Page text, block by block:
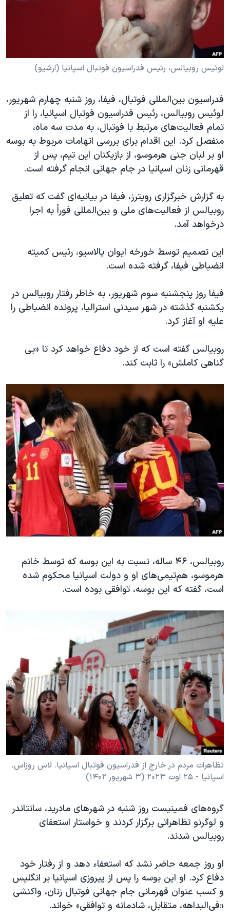
فرهنگ و زندگی
حقوق شهروندی
اقتصادی
علم و فناوری
گالری عکس
آرشیو پخش زنده
مستندها
انتخابات ریاست جمهوری آمریکا ۲۰۲۴
حمله جمهوری اسلامی به اسرائیل
رمز مهسا
اعتراضات زن، زندگی، آزادی
مجموعه مستندهای دادخواهی
تریبونال مردمی آبان ۹۸
دادگاه حمید نوری
چهل سال گروگان‌گیری
قانون شفافیت دارائی کادر رهبری ایران
اعتراضات مردمی آبان ۹۸
اسرائیل در جنگ
نرگس محمدی برنده جایزه نوبل صلح
همایش محافظه‌کاران آمریکا «سی‌پک»
سفر پرزیدنت ترامپ به چین
دنبال کنید
لوئیس روبیالس، رئیس فدراسیون فوتبال اسپانیا (ارشیو)
فدراسیون بین‌المللی فوتبال، فیفا، روز شنبه چهارم شهریور،
لوئیس روبیالس، رئیس فدراسیون فوتبال اسپانیا، را از
تمام فعالیت‌های مرتبط با فوتبال، به مدت سه ماه،
منفصل کرد. این اقدام برای بررسی اتهامات مربوط به بوسه
او بر لبان جنی هرموسو، از بازیکنان این تیم، پس از
قهرمانی زنان اسپانیا در جام جهانی انجام گرفته است.
به گزارش خبرگزاری رویترز، فیفا در بیانیه‌ای گفت که تعلیق
روبیالس از فعالیت‌های ملی و بین‌المللی فوراً به اجرا
درخواهد آمد.
این تصمیم توسط خورخه ایوان پالاسیو، رئیس کمیته
انضباطی فیفا، گرفته شده است.
فیفا روز پنجشنبه سوم شهریور، به خاطر رفتار روبیالس در
یکشنبه گذشته در شهر سیدنی استرالیا، پرونده انضباطی‌ را
علیه او آغاز کرد.
روبیالس گفته است که از خود دفاع خواهد کرد تا «بی
گناهی کاملش» را ثابت کند.
روبیالس، ۴۶ ساله، نسبت به این بوسه که توسط خانم
هرموسو، هم‌تیمی‌های او و دولت اسپانیا محکوم شده
است، گفته که این بوسه، توافقی بوده است.
تظاهرات مردم در خارج از فدراسیون فوتبال اسپانیا. لاس روزاس،
اسپانیا - ۲۵ اوت ۲۰۲۳ (۳ شهریور ۱۴۰۲)
گروه‌های فمینیست روز شنبه در شهرهای مادرید، سانتاندر
و لوگرنو تظاهراتی برگزار کردند و خواستار استعفای
روبیالس شدند.
او روز جمعه حاضر نشد که استعفاء دهد و از رفتار خود
دفاع کرد. او این بوسه را پس از پیروزی اسپانیا بر انگلیس
و کسب عنوان قهرمانی جام جهانی فوتبال زنان، واکنشی
«فی‌البداهه، متقابل، شادمانه و توافقی» خواند.